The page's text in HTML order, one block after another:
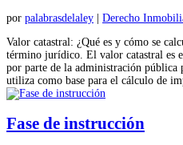
por palabrasdelaley | Derecho
Valor catastral: ¿Qué es y cómo se
término jurídico. El valor catastral es
por parte de la administración pública
utiliza como base para el cálculo de
Fase de instrucción